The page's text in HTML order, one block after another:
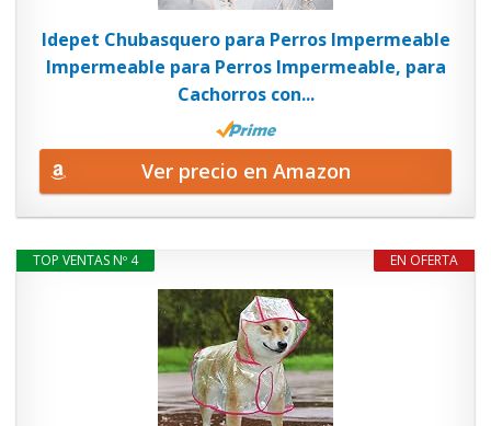
Idepet Chubasquero para Perros Impermeable
Impermeable para Perros Impermeable, para
Cachorros con...
Ver precio en Amazon
EN OFERTA
TOP VENTAS Nº 4